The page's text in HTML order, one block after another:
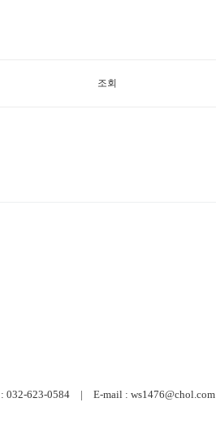
조회
623-0584 | E-mail : ws1476@chol.com